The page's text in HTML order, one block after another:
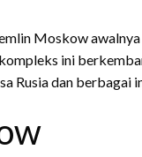
Moskow
ini
Rusia dan berbagai